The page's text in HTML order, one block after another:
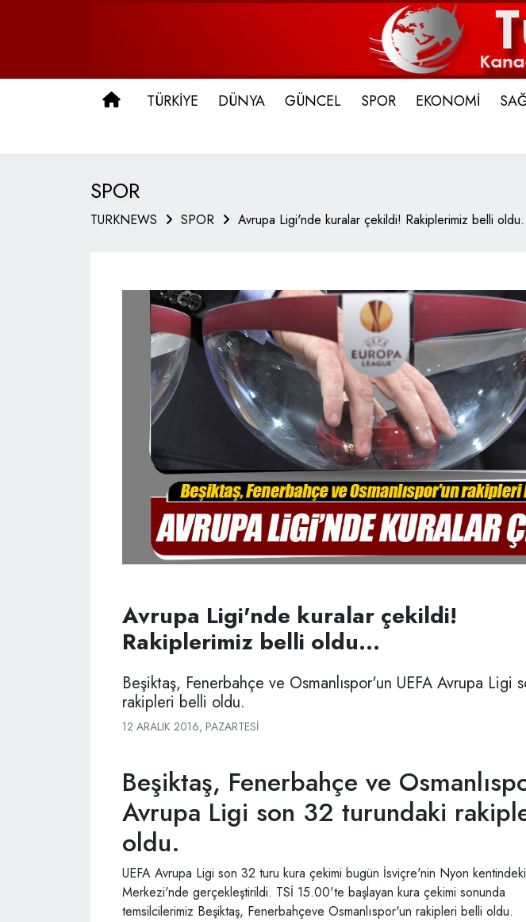
ANA SAYFA
TÜRKİYE DÜNYA GÜNCEL SPOR EKONOMİ
SPOR
TURKNEWS SPOR Avrupa Ligi'nde kuralar çekildi! Rakiplerimiz belli
Avrupa Ligi'nde kuralar çekildi!
Rakiplerimiz belli oldu...
Beşiktaş, Fenerbahçe ve Osmanlıspor'un UEFA Avrupa Ligi
rakipleri belli oldu.
12 ARALIK 2016, PAZARTESI
Beşiktaş, Fenerbahçe ve
Avrupa Ligi son 32 turundaki
oldu.
UEFA Avrupa Ligi son 32 turu kura çekimi bugün İsviçre'nin Nyon
Merkezi'nde gerçekleştirildi. TSİ 15.00'te başlayan kura çekimi sonunda
temsilcilerimiz Beşiktaş, Fenerbahçeve Osmanlıspor'un rakipleri belli oldu.